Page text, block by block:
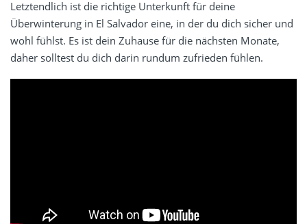
Letztendlich ist die richtige Unterkunft für deine
Überwinterung in El Salvador eine, in der du dich sicher und
wohl fühlst. Es ist dein Zuhause für die nächsten Monate,
daher solltest du dich darin rundum zufrieden fühlen.